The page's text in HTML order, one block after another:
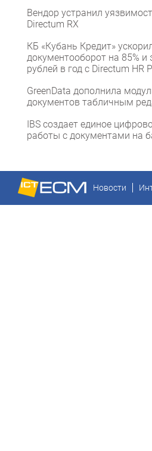
Вендор устранил
Directum RX
КБ «Кубань Кредит»
документооборот на 85%
рублей в год с Directum HR
GreenData дополнила
документов табличным
IBS создает единое
работы с документами на
Новости